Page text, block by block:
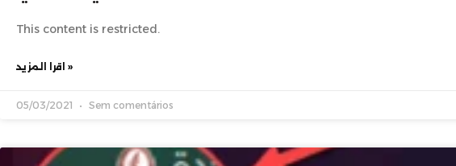
This content is restricted.
اقرا المزيد »
05/03/2021 Sem comentários